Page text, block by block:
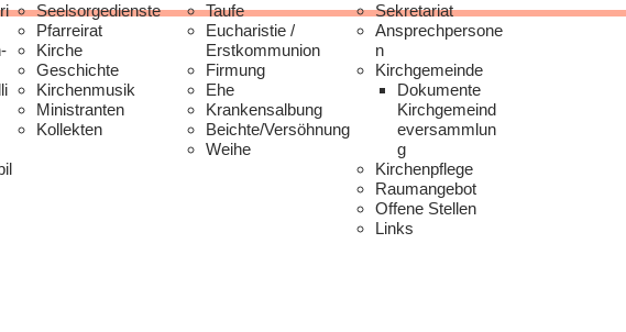
Seelsorgedienste
Pfarreirat
Kirche
Geschichte
Kirchenmusik
Ministranten
Kollekten
Taufe
Eucharistie /
Erstkommunion
Firmung
Ehe
Krankensalbung
Beichte/Versöhnung
Weihe
Sekretariat
Ansprechpersone
n
Kirchgemeinde
Dokumente
Kirchgemeind
eversammlun
g
Kirchenpflege
Raumangebot
Offene Stellen
Links